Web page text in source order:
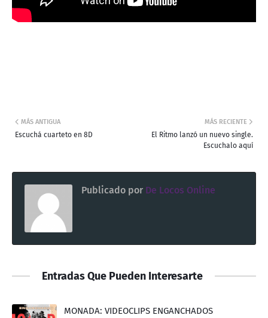
MÁS RECIENTE
El Ritmo lanzó un nuevo single.
Escuchalo aquí
MÁS ANTIGUA
Escuchá cuarteto en 8D
Publicado por De Locos Online
Entradas Que Pueden Interesarte
MONADA: VIDEOCLIPS ENGANCHADOS